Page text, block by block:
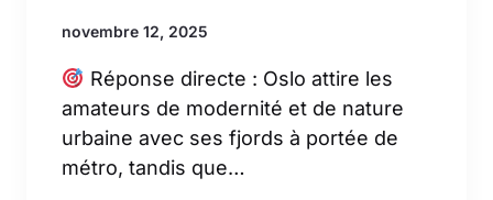
novembre 12, 2025
Réponse directe : Oslo attire les
amateurs de modernité et de nature
urbaine avec ses fjords à portée de
métro, tandis que…